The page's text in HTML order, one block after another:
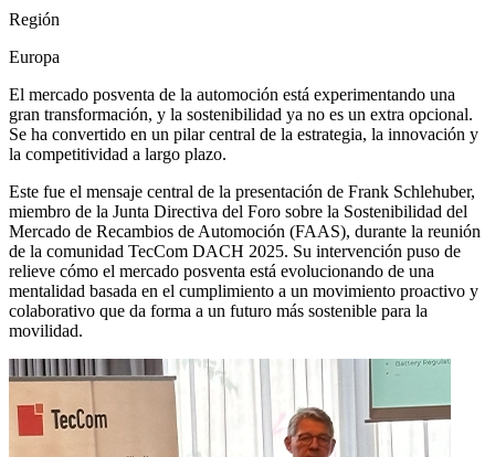
Región
Europa
El mercado posventa de la automoción está experimentando una
gran transformación, y la sostenibilidad ya no es un extra opcional.
Se ha convertido en un pilar central de la estrategia, la innovación y
la competitividad a largo plazo.
Este fue el mensaje central de la presentación de Frank Schlehuber,
miembro de la Junta Directiva del Foro sobre la Sostenibilidad del
Mercado de Recambios de Automoción (FAAS), durante la reunión
de la comunidad TecCom DACH 2025. Su intervención puso de
relieve cómo el mercado posventa está evolucionando de una
mentalidad basada en el cumplimiento a un movimiento proactivo y
colaborativo que da forma a un futuro más sostenible para la
movilidad.